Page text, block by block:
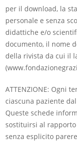
per il download, la
personale e senza
didattiche e/o
documento, il nome
della rivista da cui il
ATTENZIONE: Ogni
ciascuna paziente
Queste schede
sostituirsi al
senza esplicito